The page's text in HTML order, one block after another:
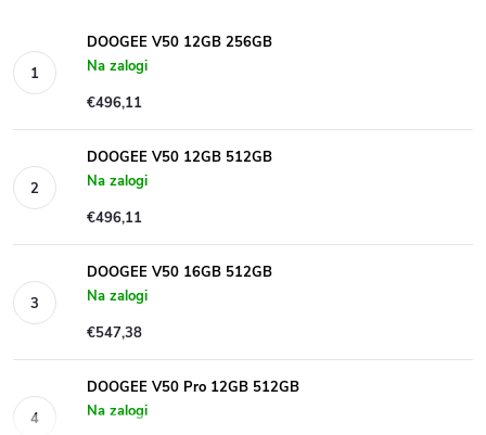
DOOGEE V50 12GB 256GB
Na zalogi
€496,11
DOOGEE V50 12GB 512GB
Na zalogi
€496,11
DOOGEE V50 16GB 512GB
Na zalogi
€547,38
DOOGEE V50 Pro 12GB 512GB
Na zalogi